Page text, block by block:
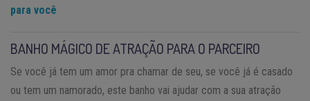
para você
BANHO MÁGICO DE ATRAÇÃO PARA O PARCEIRO
Se você já tem um amor pra chamar de seu, se você já é casado
ou tem um namorado, este banho vai ajudar com a sua atração